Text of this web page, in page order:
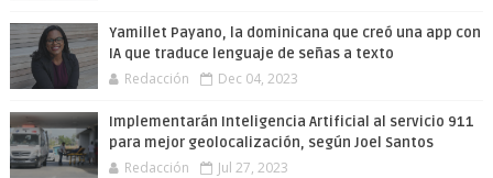
Yamillet Payano, la dominicana que creó una app con
IA que traduce lenguaje de señas a texto
Redacción Dec 04, 2023
Implementarán Inteligencia Artificial al servicio 911
para mejor geolocalización, según Joel Santos
Redacción Jul 27, 2023